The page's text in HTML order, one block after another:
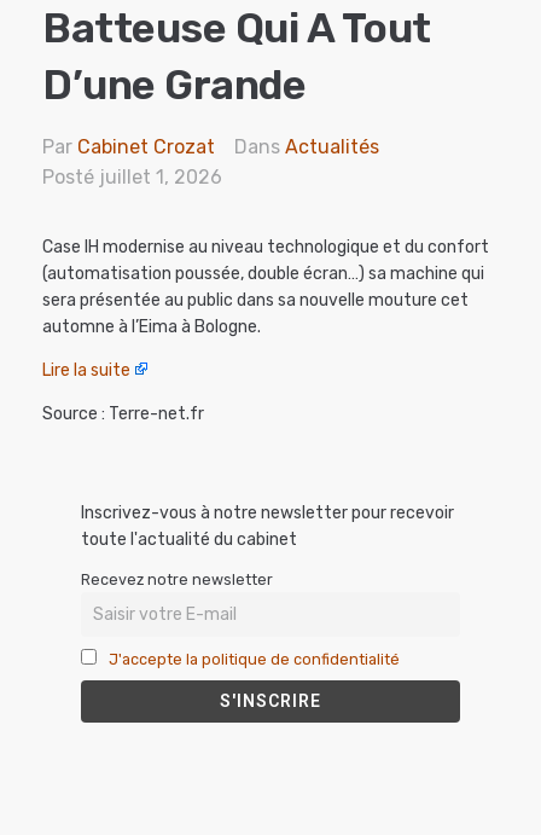
Batteuse Qui A Tout
D’une Grande
Par Cabinet Crozat Dans Actualités
Posté juillet 1, 2026
Case IH modernise au niveau technologique et du confort
(automatisation poussée, double écran…) sa machine qui
sera présentée au public dans sa nouvelle mouture cet
automne à l’Eima à Bologne.
Lire la suite
Source : Terre-net.fr
Inscrivez-vous à notre newsletter pour recevoir
toute l'actualité du cabinet
Recevez notre newsletter
J'accepte la politique de confidentialité